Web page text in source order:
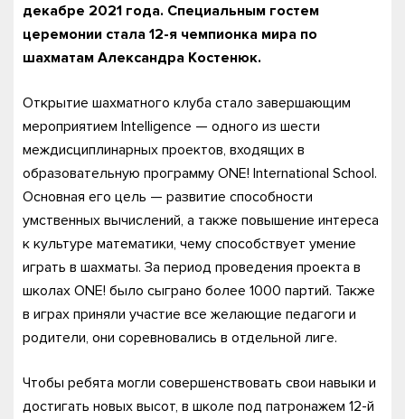
декабре 2021 года. Специальным гостем
церемонии стала 12-я чемпионка мира по
шахматам Александра Костенюк.
Открытие шахматного клуба стало завершающим
мероприятием Intelligence — одного из шести
междисциплинарных проектов, входящих в
образовательную программу ONE! International School.
Основная его цель — развитие способности
умственных вычислений, а также повышение интереса
к культуре математики, чему способствует умение
играть в шахматы. За период проведения проекта в
школах ONE! было сыграно более 1000 партий. Также
в играх приняли участие все желающие педагоги и
родители, они соревновались в отдельной лиге.
Чтобы ребята могли совершенствовать свои навыки и
достигать новых высот, в школе под патронажем 12-й